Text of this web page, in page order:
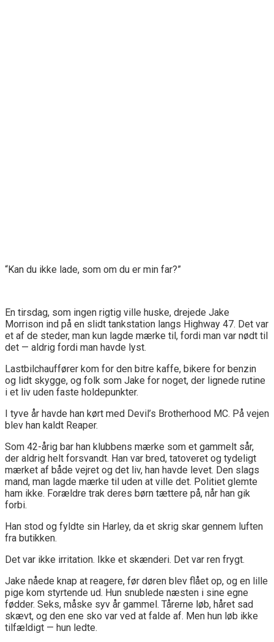
“Kan du ikke lade, som om du er min far?”
En tirsdag, som ingen rigtig ville huske, drejede Jake
Morrison ind på en slidt tankstation langs Highway 47. Det var
et af de steder, man kun lagde mærke til, fordi man var nødt til
det — aldrig fordi man havde lyst.
Lastbilchauffører kom for den bitre kaffe, bikere for benzin
og lidt skygge, og folk som Jake for noget, der lignede rutine
i et liv uden faste holdepunkter.
I tyve år havde han kørt med Devil’s Brotherhood MC. På vejen
blev han kaldt Reaper.
Som 42-årig bar han klubbens mærke som et gammelt sår,
der aldrig helt forsvandt. Han var bred, tatoveret og tydeligt
mærket af både vejret og det liv, han havde levet. Den slags
mand, man lagde mærke til uden at ville det. Politiet glemte
ham ikke. Forældre trak deres børn tættere på, når han gik
forbi.
Han stod og fyldte sin Harley, da et skrig skar gennem luften
fra butikken.
Det var ikke irritation. Ikke et skænderi. Det var ren frygt.
Jake nåede knap at reagere, før døren blev flået op, og en lille
pige kom styrtende ud. Hun snublede næsten i sine egne
fødder. Seks, måske syv år gammel. Tårerne løb, håret sad
skævt, og den ene sko var ved at falde af. Men hun løb ikke
tilfældigt — hun ledte.